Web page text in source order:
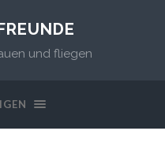
und fliegen